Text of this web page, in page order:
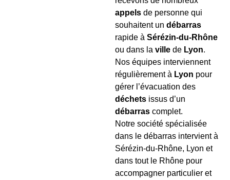
appels de personne qui
souhaitent un débarras
rapide à Sérézin-du-Rhône
ou dans la ville de Lyon.
Nos équipes interviennent
régulièrement à Lyon pour
gérer l’évacuation des
déchets issus d’un
débarras complet.
Notre société spécialisée
dans le débarras intervient à
Sérézin-du-Rhône, Lyon et
dans tout le Rhône pour
accompagner particulier et